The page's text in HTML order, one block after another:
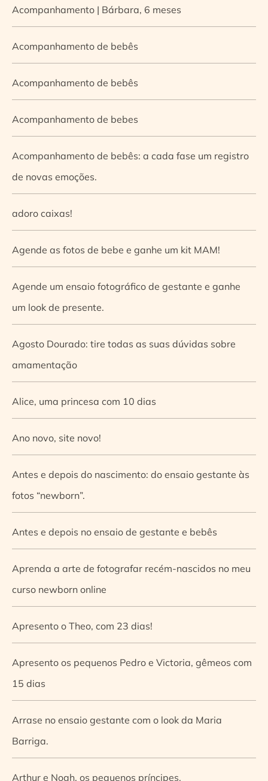
Acompanhamento | Bárbara, 6 meses
Acompanhamento de bebês
Acompanhamento de bebês
Acompanhamento de bebes
Acompanhamento de bebês: a cada fase um registro
de novas emoções.
adoro caixas!
Agende as fotos de bebe e ganhe um kit MAM!
Agende um ensaio fotográfico de gestante e ganhe
um look de presente.
Agosto Dourado: tire todas as suas dúvidas sobre
amamentação
Alice, uma princesa com 10 dias
Ano novo, site novo!
Antes e depois do nascimento: do ensaio gestante às
fotos “newborn”.
Antes e depois no ensaio de gestante e bebês
Aprenda a arte de fotografar recém-nascidos no meu
curso newborn online
Apresento o Theo, com 23 dias!
Apresento os pequenos Pedro e Victoria, gêmeos com
15 dias
Arrase no ensaio gestante com o look da Maria
Barriga.
Arthur e Noah, os pequenos príncipes.